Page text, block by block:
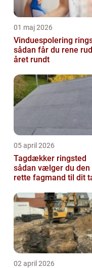
01 maj 2026
Vinduespolering
sådan får du rene
året rundt
05 april 2026
Tagdækker ringsted
sådan vælger du den
rette fagmand til dit
02 april 2026